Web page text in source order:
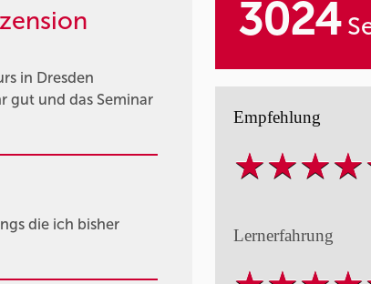
in Dresden
gut und das Seminar
die ich bisher
3024
Empfehlung
Lernerfahrung